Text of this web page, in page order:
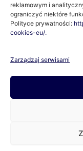
reklamowym i
ograniczyć niektóre
Polityce prywatności:
cookies-eu/.
Zarządzaj serwisami
Jeśli chcesz